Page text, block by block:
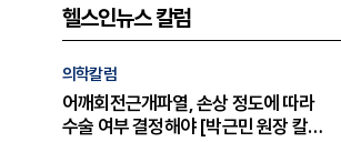
헬스인뉴스 칼럼
의학칼럼
어깨회전근개파열, 손상 정도에 따라
수술 여부 결정해야 [박근민 원장 칼